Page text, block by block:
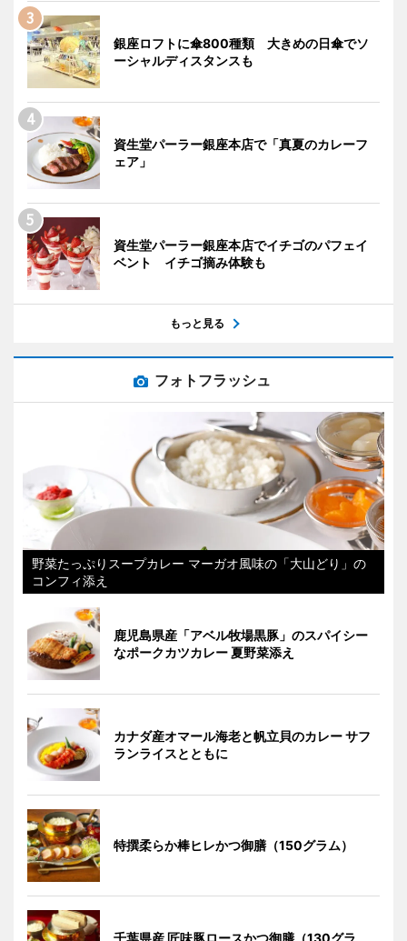
銀座ロフトに傘800種類 大きめの日傘でソ
ーシャルディスタンスも
資生堂パーラー銀座本店で「真夏のカレーフ
ェア」
資生堂パーラー銀座本店でイチゴのパフェイ
ベント イチゴ摘み体験も
もっと見る
フォトフラッシュ
野菜たっぷりスープカレー マーガオ風味の「大山どり」の
コンフィ添え
鹿児島県産「アベル牧場黒豚」のスパイシー
なポークカツカレー 夏野菜添え
カナダ産オマール海老と帆立貝のカレー サフ
ランライスとともに
特撰柔らか棒ヒレかつ御膳（150グラム）
千葉県産 匠味豚ロースかつ御膳（130グラ